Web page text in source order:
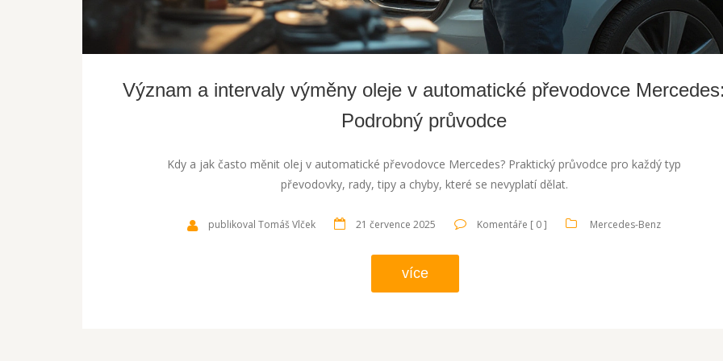
Význam a intervaly výměny oleje v automatické převodovce
Podrobný průvodce
Kdy a jak často měnit olej v automatické převodovce Mercedes? Praktický průvodce pro každý typ
převodovky, rady, tipy a chyby, které se nevyplatí dělat.
publikoval Tomáš Vlček 21 července 2025 Komentáře [ 0 ] Mercedes-Benz
více